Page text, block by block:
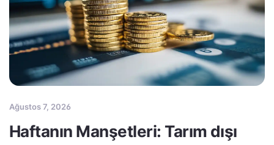
Ağustos 7, 2026
Haftanın Manşetleri: Tarım dışı